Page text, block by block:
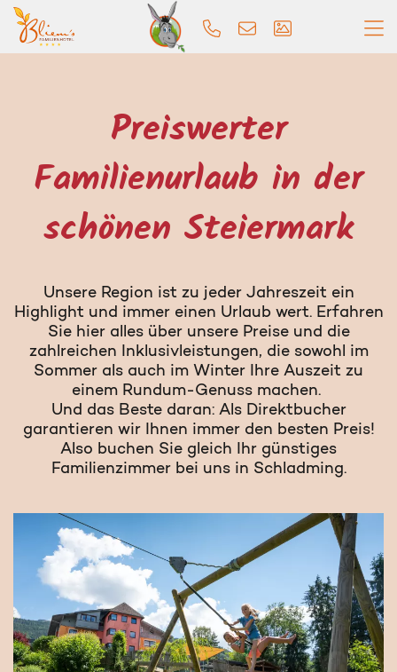
Preiswerter
Familienurlaub in der
schönen Steiermark
Unsere Region ist zu jeder Jahreszeit ein
Highlight und immer einen Urlaub wert. Erfahren
Sie hier alles über unsere Preise und die
zahlreichen Inklusivleistungen, die sowohl im
Sommer als auch im Winter Ihre Auszeit zu
einem Rundum-Genuss machen.
Und das Beste daran: Als Direktbucher
garantieren wir Ihnen immer den besten Preis!
Also buchen Sie gleich Ihr günstiges
Familienzimmer bei uns in Schladming.